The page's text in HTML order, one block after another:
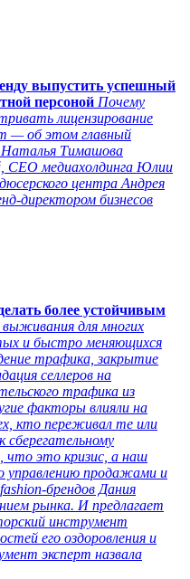
выпустить успешный
персоной Почему
лицензирование
— об этом главный
Наталья Тимашова
СЕО медиахолдинга Юлии
центра Андрея
директором бизнесов
более устойчивым
для многих
и быстро меняющихся
трафика, закрытие
селлеров на
трафика из
факторы влияли на
кто переживал те или
это кризис, а наш
управлению продажами и
брендов Дания
рынка. И предлагает
инструмент
его оздоровления и
эксперт назвала